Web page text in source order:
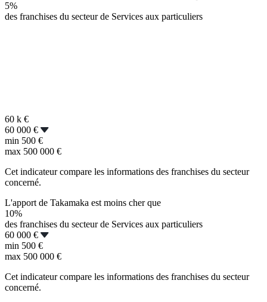
5%
des franchises du secteur de Services aux particuliers
60 k €
60 000 €
min 500 €
max 500 000 €
Cet indicateur compare les informations des franchises du secteur
concerné.
L'apport de Takamaka est moins cher que
10%
des franchises du secteur de Services aux particuliers
60 000 €
min 500 €
max 500 000 €
Cet indicateur compare les informations des franchises du secteur
concerné.